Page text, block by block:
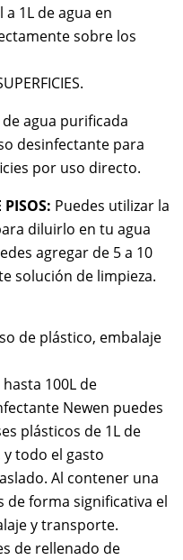
1L de agua en
sobre los
agua purificada
desinfectante para
por uso directo.
PISOS: Puedes utilizar la
diluirlo en tu agua
agregar de 5 a 10
solución de limpieza.
de plástico, embalaje
100L de
Newen puedes
plásticos de 1L de
todo el gasto
Al contener una
forma significativa el
y transporte.
de rellenado de